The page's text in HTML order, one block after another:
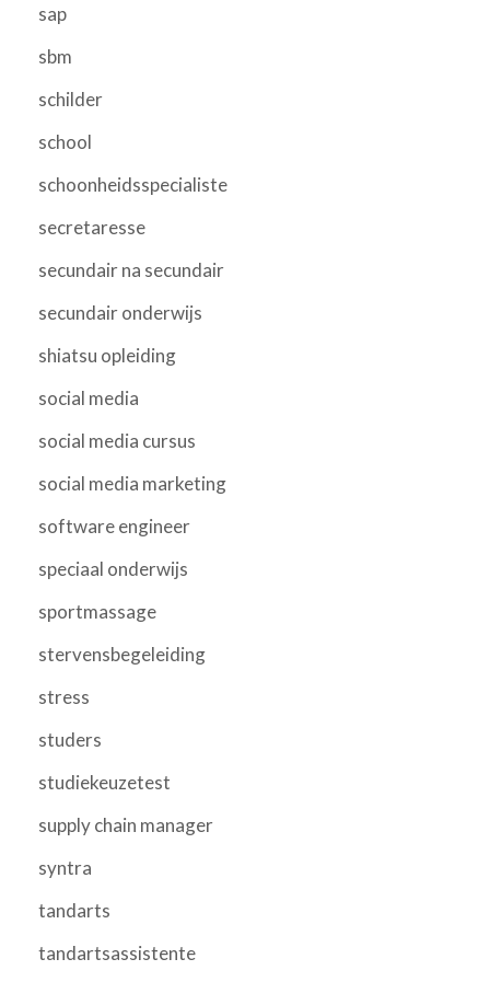
sap
sbm
schilder
school
schoonheidsspecialiste
secretaresse
secundair na secundair
secundair onderwijs
shiatsu opleiding
social media
social media cursus
social media marketing
software engineer
speciaal onderwijs
sportmassage
stervensbegeleiding
stress
studers
studiekeuzetest
supply chain manager
syntra
tandarts
tandartsassistente